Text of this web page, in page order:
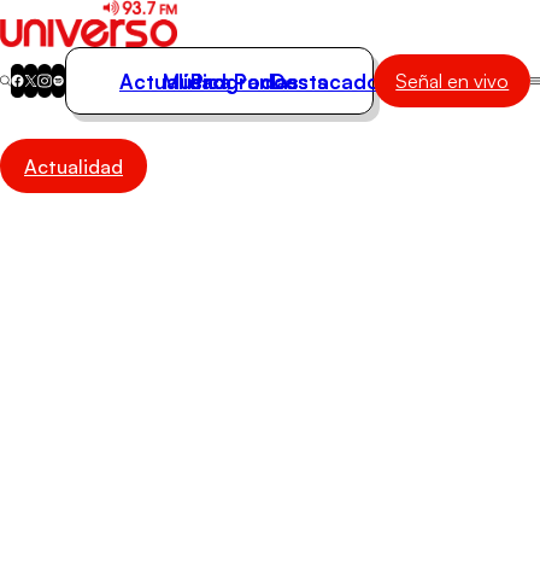
Actualidad
Música
Actualidad
Música
Programas
Podcasts
Destacados Señal en vivo
Actualidad